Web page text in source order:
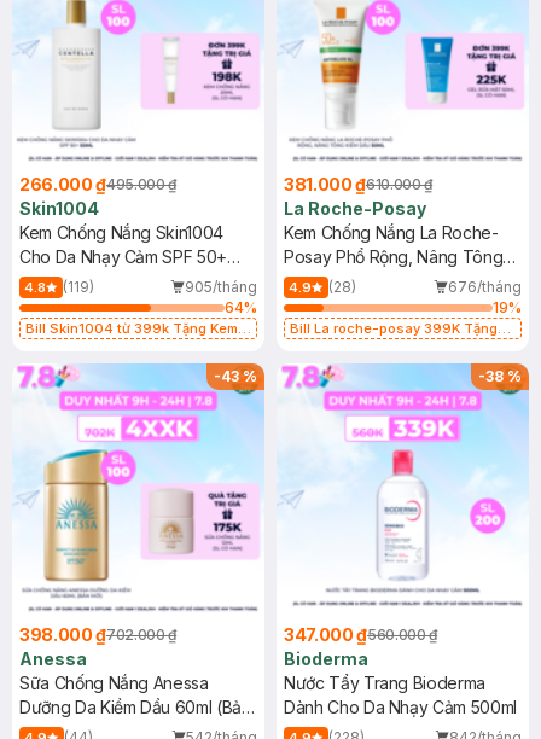
266.000 ₫495.000 ₫
Skin1004
Kem Chống Nắng Skin1004
Cho Da Nhạy Cảm SPF 50+
50ml
4.8 (119)
905/tháng
64%
Bill Skin1004 từ 399k Tặng Kem
SPF 50+ 20ml (SL Có Hạn)
381.000 ₫610.000 ₫
La Roche-Posay
Kem Chống Nắng La Roche-
Posay Phổ Rộng, Nâng Tông
Kiềm Dầu 50ml
4.9 (28)
676/tháng
19%
Bill La roche-posay 399K Tặng
(SL có hạn)
-43%
398.000 ₫702.000 ₫
Anessa
Sữa Chống Nắng Anessa
Dưỡng Da Kiềm Dầu 60ml (Bản
Mới)
-38%
347.000 ₫560.000 ₫
Bioderma
Nước Tẩy Trang Bioderma
Dành Cho Da Nhạy Cảm 500ml